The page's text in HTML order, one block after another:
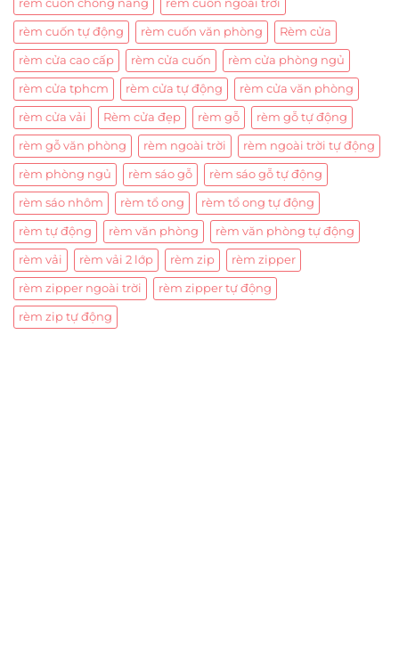
rèm cuốn chống nắng rèm cuốn ngoài trời
rèm cuốn tự động rèm cuốn văn phòng Rèm cửa
rèm cửa cao cấp rèm cửa cuốn rèm cửa phòng ngủ
rèm cửa tphcm rèm cửa tự động rèm cửa văn phòng
rèm cửa vải Rèm cửa đẹp rèm gỗ rèm gỗ tự động
rèm gỗ văn phòng rèm ngoài trời rèm ngoài trời tự động
rèm phòng ngủ rèm sáo gỗ rèm sáo gỗ tự động
rèm sáo nhôm rèm tổ ong rèm tổ ong tự động
rèm tự động rèm văn phòng rèm văn phòng tự động
rèm vải rèm vải 2 lớp rèm zip rèm zipper
rèm zipper ngoài trời rèm zipper tự động
rèm zip tự động